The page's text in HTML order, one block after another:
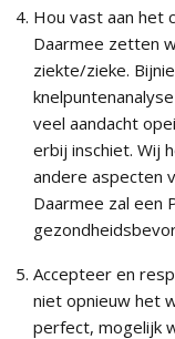
Hou vast aan het
Daarmee zetten
ziekte/zieke.
veel aandacht
erbij inschiet. Wij
andere aspecten
Daarmee zal een
Accepteer en
niet opnieuw het
perfect, mogelijk